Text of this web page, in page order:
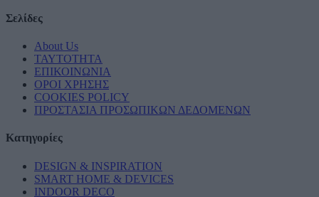
Σελίδες
About Us
ΤΑΥΤΟΤΗΤΑ
ΕΠΙΚΟΙΝΩΝΙΑ
ΟΡΟΙ ΧΡΗΣΗΣ
COOKIES POLICY
ΠΡΟΣΤΑΣΙΑ ΠΡΟΣΩΠΙΚΩΝ ΔΕΔΟΜΕΝΩΝ
Κατηγορίες
DESIGN & INSPIRATION
SMART HOME & DEVICES
INDOOR DECO